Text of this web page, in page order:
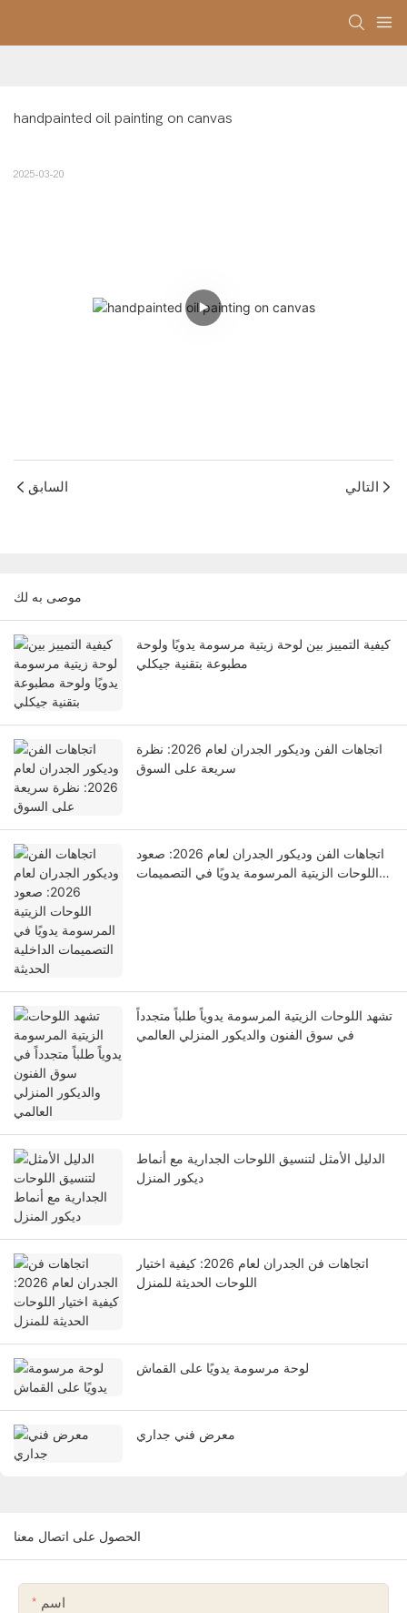
handpainted oil painting on canvas
2025-03-20
السابق التالي
موصى به لك
كيفية التمييز بين لوحة زيتية مرسومة يدويًا ولوحة
مطبوعة بتقنية جيكلي
اتجاهات الفن وديكور الجدران لعام 2026: نظرة
سريعة على السوق
اتجاهات الفن وديكور الجدران لعام 2026: صعود
اللوحات الزيتية المرسومة يدويًا في التصميمات
تشهد اللوحات الزيتية المرسومة يدوياً طلباً متجدداً
في سوق الفنون والديكور المنزلي العالمي
الدليل الأمثل لتنسيق اللوحات الجدارية مع أنماط
ديكور المنزل
اتجاهات فن الجدران لعام 2026: كيفية اختيار
اللوحات الحديثة للمنزل
لوحة مرسومة يدويًا على القماش
معرض فني جداري
الحصول على اتصال معنا
اسم